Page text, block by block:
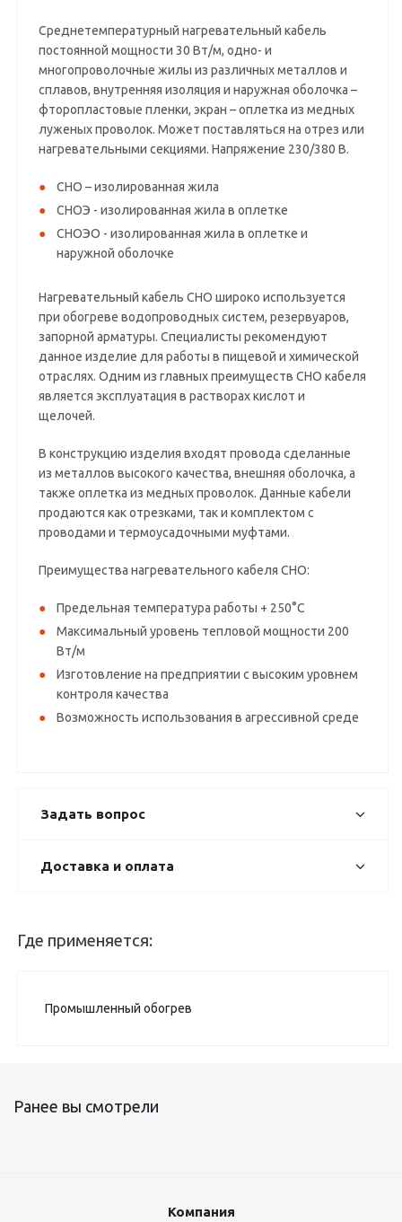
Среднетемпературный нагревательный кабель
постоянной мощности 30 Вт/м, одно- и
многопроволочные жилы из различных металлов и
сплавов, внутренняя изоляция и наружная оболочка –
фторопластовые пленки, экран – оплетка из медных
луженых проволок. Может поставляться на отрез или
нагревательными секциями. Напряжение 230/380 В.
СНО – изолированная жила
СНОЭ - изолированная жила в оплетке
СНОЭО - изолированная жила в оплетке и
наружной оболочке
Нагревательный кабель СНО широко используется
при обогреве водопроводных систем, резервуаров,
запорной арматуры. Специалисты рекомендуют
данное изделие для работы в пищевой и химической
отраслях. Одним из главных преимуществ СНО кабеля
является эксплуатация в растворах кислот и
щелочей.
В конструкцию изделия входят провода сделанные
из металлов высокого качества, внешняя оболочка, а
также оплетка из медных проволок. Данные кабели
продаются как отрезками, так и комплектом с
проводами и термоусадочными муфтами.
Преимущества нагревательного кабеля СНО:
Предельная температура работы + 250°С
Максимальный уровень тепловой мощности 200
Вт/м
Изготовление на предприятии с высоким уровнем
контроля качества
Возможность использования в агрессивной среде
Задать вопрос
Доставка и оплата
Где применяется:
Промышленный обогрев
Ранее вы смотрели
Компания